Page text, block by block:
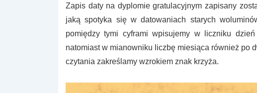
Zapis daty na dyplomie gratulacyjnym zapisany
jaką spotyka się w datowaniach starych
pomiędzy tymi cyframi wpisujemy w liczniku
natomiast w mianowniku liczbę miesiąca również po
czytania zakreślamy wzrokiem znak krzyża.